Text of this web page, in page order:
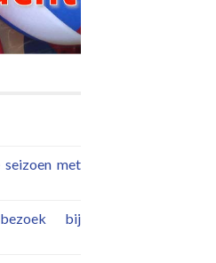
seizoen met
bij